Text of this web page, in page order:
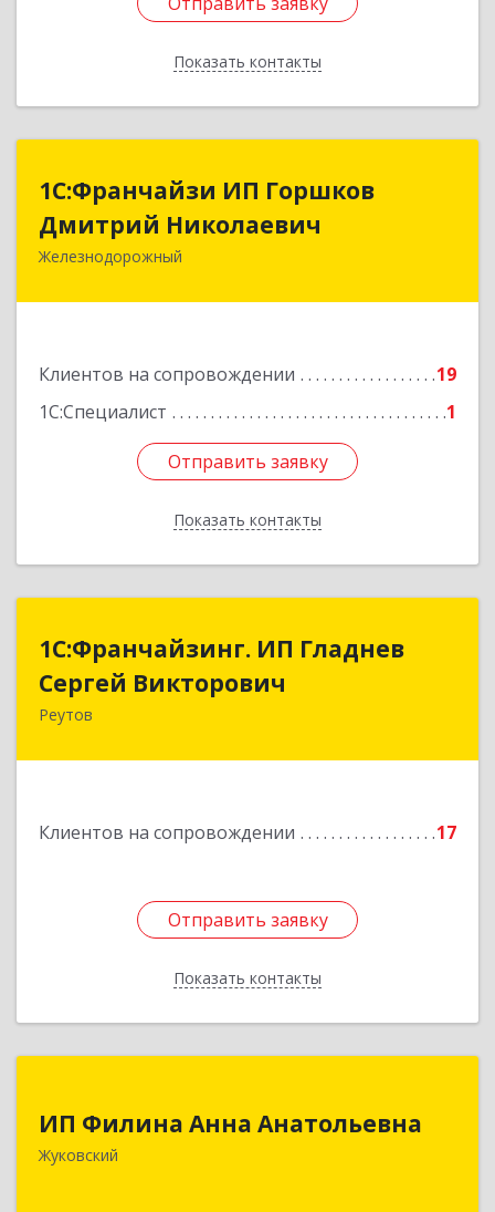
Показать контакты
Назад
1С:Франчайзи ИП Горшков
Дмитрий Николаевич
Железнодорожный
Клиентов на сопровождении
19
1С:Специалист
1
Отправить заявку
Показать контакты
1С:Франчайзи ИП Горшков
Дмитрий Николаевич
143980, Московская обл, Железнодорожный г,
Отправить заявку
Назад
1С:Франчайзинг. ИП Гладнев
Сергей Викторович
Реутов
Клиентов на сопровождении 17
Отправить заявку
Показать контакты
1С:Франчайзинг. ИП Гладнев
Сергей Викторович
143966, Московская обл, Реутов г, Парковая ул,
Отправить заявку
Назад
ИП Филина Анна Анатольевна
Жуковский